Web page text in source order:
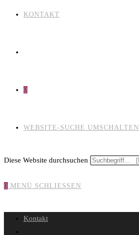
KONTAKT
0
WEBSITE-SUCHE UMSCHALTEN
Diese Website durchsuchen
0 MENÜ SCHLIESSEN
Kontakt